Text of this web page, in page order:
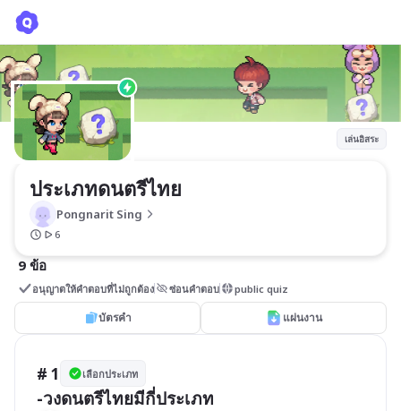
เล่นอิสระ
ประเภทดนตรีไทย
Pongnarit Sing
6
9 ข้อ
อนุญาตให้คำตอบที่ไม่ถูกต้อง ซ่อนคำตอบ public quiz
บัตรคำ แผ่นงาน
# 1 เลือกประเภท
-วงดนตรีไทยมีกี่ประเภท